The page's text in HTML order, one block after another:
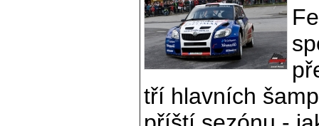
tří hlavních